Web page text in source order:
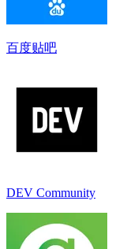
百度贴吧
DEV Community